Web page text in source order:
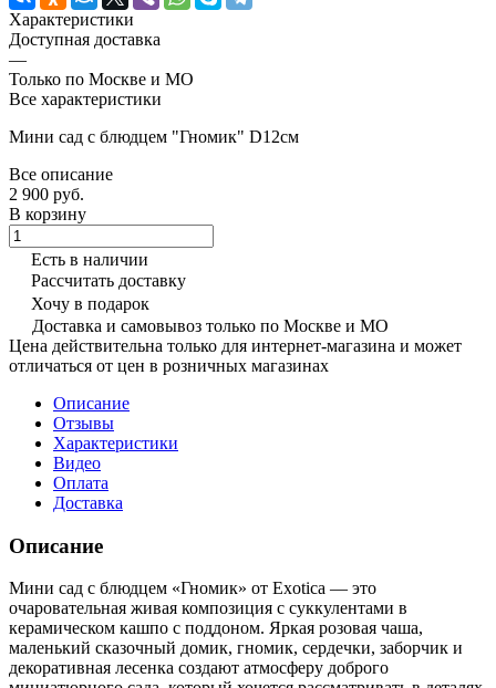
Характеристики
Доступная доставка
—
Только по Москве и МО
Все характеристики
Мини сад с блюдцем "Гномик" D12см
Все описание
2 900 руб.
В корзину
Есть в наличии
Рассчитать доставку
Хочу в подарок
Доставка и самовывоз только по Москве и МО
Цена действительна только для интернет-магазина и может
отличаться от цен в розничных магазинах
Описание
Отзывы
Характеристики
Видео
Оплата
Доставка
Описание
Мини сад с блюдцем «Гномик» от Exotica — это
очаровательная живая композиция с суккулентами в
керамическом кашпо с поддоном. Яркая розовая чаша,
маленький сказочный домик, гномик, сердечки, заборчик и
декоративная лесенка создают атмосферу доброго